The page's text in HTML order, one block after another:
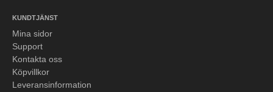
KUNDTJÄNST
Mina sidor
Support
Kontakta oss
Köpvillkor
Leveransinformation